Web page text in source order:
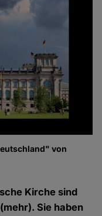
von
Kirche sind
Sie haben